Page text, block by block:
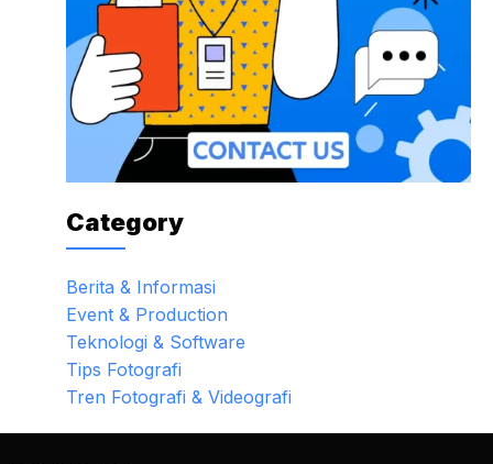
Category
Berita & Informasi
Event & Production
Teknologi & Software
Tips Fotografi
Tren Fotografi & Videografi